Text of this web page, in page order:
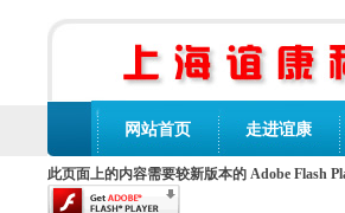
网站首页 走进谊康
此页面上的内容需要较新版本的 Adobe Flash